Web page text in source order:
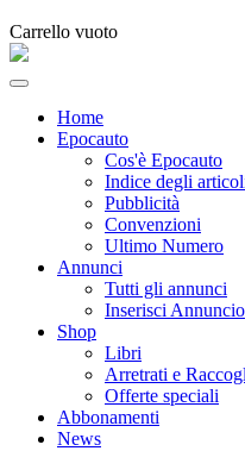
Carrello vuoto
Home
Epocauto
Cos'è Epocauto
Indice degli
Pubblicità
Convenzioni
Ultimo Numero
Annunci
Tutti gli annunci
Inserisci Annuncio
Shop
Libri
Arretrati e
Offerte speciali
Abbonamenti
News